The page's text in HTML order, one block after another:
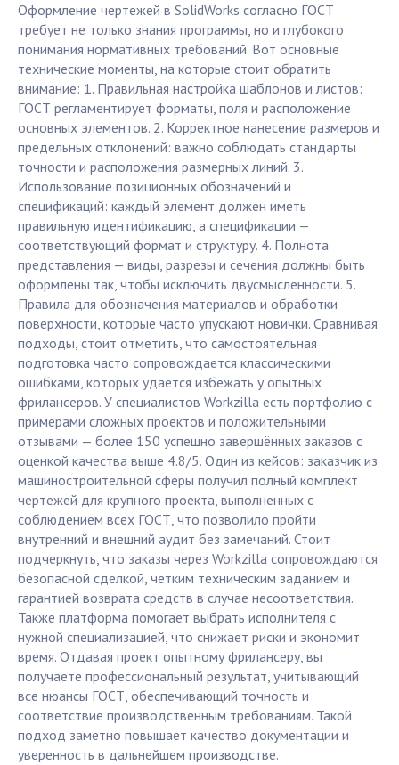
Оформление чертежей в SolidWorks согласно ГОСТ
требует не только знания программы, но и глубокого
понимания нормативных требований. Вот основные
технические моменты, на которые стоит обратить
внимание: 1. Правильная настройка шаблонов и листов:
ГОСТ регламентирует форматы, поля и расположение
основных элементов. 2. Корректное нанесение размеров и
предельных отклонений: важно соблюдать стандарты
точности и расположения размерных линий. 3.
Использование позиционных обозначений и
спецификаций: каждый элемент должен иметь
правильную идентификацию, а спецификации —
соответствующий формат и структуру. 4. Полнота
представления — виды, разрезы и сечения должны быть
оформлены так, чтобы исключить двусмысленности. 5.
Правила для обозначения материалов и обработки
поверхности, которые часто упускают новички. Сравнивая
подходы, стоит отметить, что самостоятельная
подготовка часто сопровождается классическими
ошибками, которых удается избежать у опытных
фрилансеров. У специалистов Workzilla есть портфолио с
примерами сложных проектов и положительными
отзывами — более 150 успешно завершённых заказов с
оценкой качества выше 4.8/5. Один из кейсов: заказчик из
машиностроительной сферы получил полный комплект
чертежей для крупного проекта, выполненных с
соблюдением всех ГОСТ, что позволило пройти
внутренний и внешний аудит без замечаний. Стоит
подчеркнуть, что заказы через Workzilla сопровождаются
безопасной сделкой, чётким техническим заданием и
гарантией возврата средств в случае несоответствия.
Также платформа помогает выбрать исполнителя с
нужной специализацией, что снижает риски и экономит
время. Отдавая проект опытному фрилансеру, вы
получаете профессиональный результат, учитывающий
все нюансы ГОСТ, обеспечивающий точность и
соответствие производственным требованиям. Такой
подход заметно повышает качество документации и
уверенность в дальнейшем производстве.